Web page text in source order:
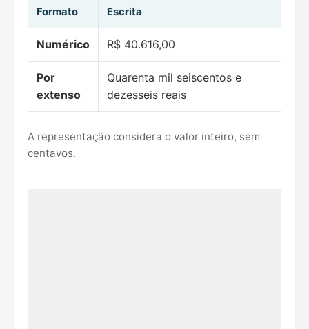
Formato Escrita
Numérico R$ 40.616,00
Por
extenso
Quarenta mil seiscentos e
dezesseis reais
A representação considera o valor inteiro, sem
centavos.